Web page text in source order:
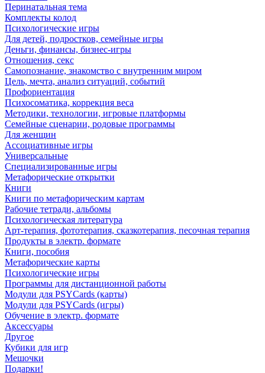
Перинатальная тема
Комплекты колод
Психологические игры
Для детей, подростков, семейные игры
Деньги, финансы, бизнес-игры
Отношения, секс
Самопознание, знакомство с внутренним миром
Цель, мечта, анализ ситуаций, событий
Профориентация
Психосоматика, коррекция веса
Методики, технологии, игровые платформы
Семейные сценарии, родовые программы
Для женщин
Ассоциативные игры
Универсальные
Специализированные игры
Метафорические открытки
Книги
Книги по метафорическим картам
Рабочие тетради, альбомы
Психологическая литература
Арт-терапия, фототерапия, сказкотерапия, песочная терапия
Продукты в электр. формате
Книги, пособия
Метафорические карты
Психологические игры
Программы для дистанционной работы
Модули для PSYCards (карты)
Модули для PSYCards (игры)
Обучение в электр. формате
Аксессуары
Другое
Кубики для игр
Мешочки
Подарки!